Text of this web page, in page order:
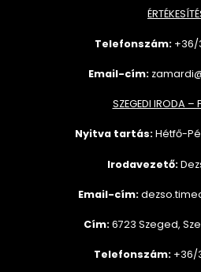
Telefonszám: +36/
Email-cím:
SZEGEDI IRODA –
Nyitva tartás:Hétfő-
Irodavezető:
Email-cím:
Cím:6723 Szeged,
Telefonszám: +36/